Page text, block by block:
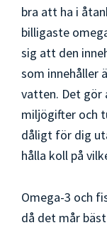
bra att ha i
billigaste
sig att den
som innehåller
vatten. Det gör
miljögifter och
dåligt för dig
hålla koll på
Omega-3 och
då det mår